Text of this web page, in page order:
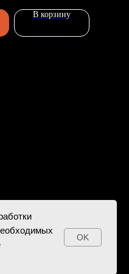
OK
В корзину